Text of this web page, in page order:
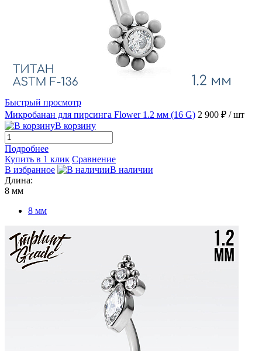
Быстрый просмотр
Микробанан для пирсинга Flower 1.2 мм (16 G) 2 900 ₽ / шт
В корзину
Подробнее
Купить в 1 клик Сравнение
В избранное
В наличии
Длина:
8 мм
8 мм